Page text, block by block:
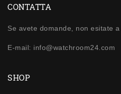
CONTATTA
Se avete domande, non esitate
E-mail: info@watchroom24.com
SHOP